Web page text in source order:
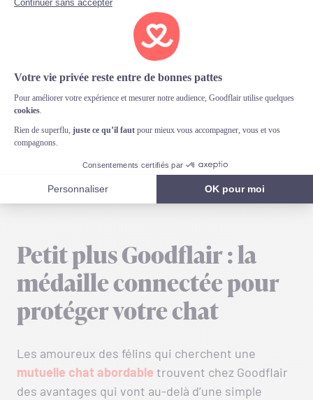
analyses sanguines, dosages hormonaux
spécifiques et examens d’imagerie comme
l’échographie ou le scanner, avec un
traitements, médicaments prescrits,
hospitalisations ou soins intensifs nécessaires
sont également couverts. Avec Goodflair, les
propriétaires de chats bénéficient d’une
protection complète, et lesremboursements sont
effectués en moins de 48haprès réception des
Petit plus Goodflair : la
médaille connectée pour
protéger votre chat
Les amoureux des félins qui cherchent une
mutuelle chat abordable trouvent chez Goodflair
des avantages qui vont au-delà d’une simple